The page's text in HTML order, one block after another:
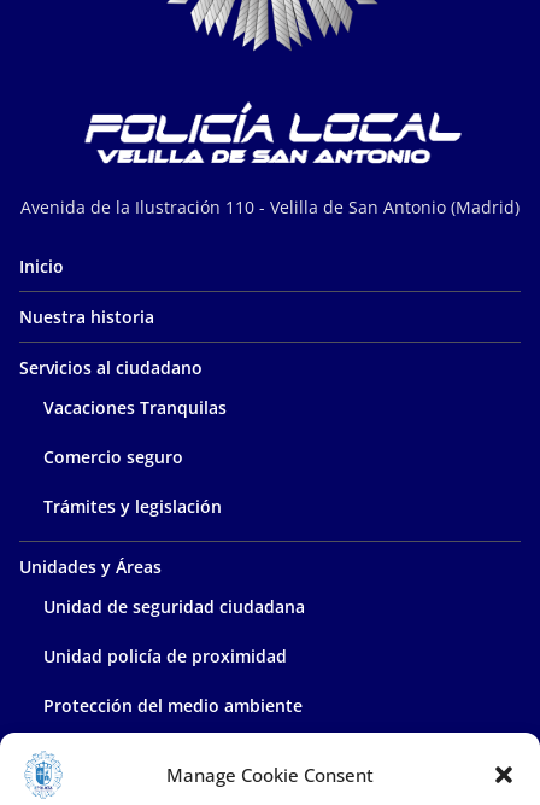
Manage Cookie Consent
Avenida de la Ilustración 110 - Velilla de San Antonio (Madrid)
Inicio
Nuestra historia
Servicios al ciudadano
Vacaciones Tranquilas
Comercio seguro
Trámites y legislación
Unidades y Áreas
Unidad de seguridad ciudadana
Unidad policía de proximidad
Protección del medio ambiente
Policía administrativa